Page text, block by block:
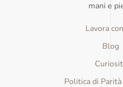
mani e
Lavora
Blog
Politica di